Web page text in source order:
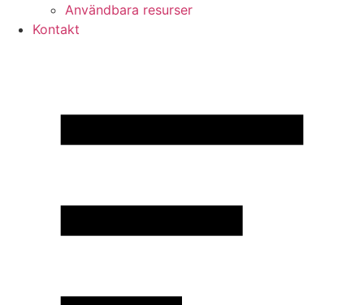
Användbara resurser
Kontakt